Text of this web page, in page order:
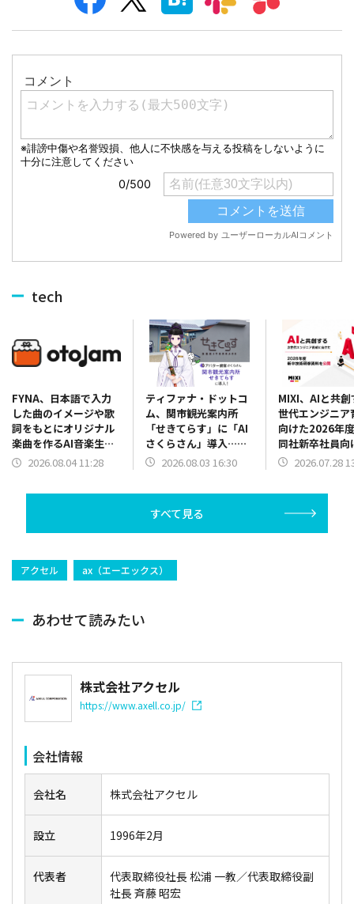
tech
FYNA、日本語で入力
した曲のイメージや歌
詞をもとにオリジナル
楽曲を作るAI音楽生成
サービス
2026.08.04 11:28
ティファナ・ドットコ
ム、関市観光案内所
「せきてらす」に「AI
さくらさん」導入…世
界的な刀剣ブームのイ
2026.08.03 16:30
MIXI、AIと共創
世代エンジニア
向けた2026年
同社新卒社員向
研修資料を公開
2026.07.28
すべて見る
アクセル ax（エーエックス）
あわせて読みたい
株式会社アクセル
https://www.axell.co.jp/
会社情報
会社名 株式会社アクセル
設立 1996年2月
代表者
代表取締役社長 松浦 一教／代表取締役副
社長 斉藤 昭宏